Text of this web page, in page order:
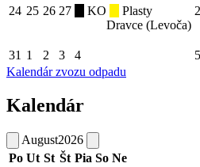
24 25 26 27 KO
Plasty
Dravce (Levoča)
31 1 2 3 4 5
Kalendár zvozu odpadu
Kalendár
August2026
Po Ut St Št Pia So Ne